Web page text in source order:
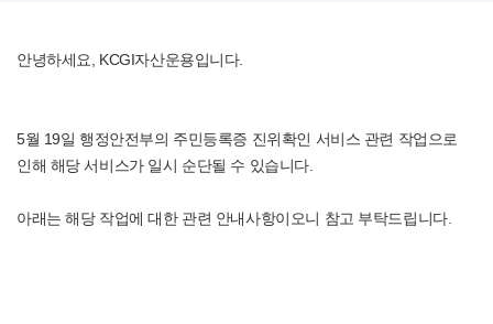
안녕하세요, KCGI자산운용입니다.
5월 19일 행정안전부의 주민등록증 진위확인 서비스 관련 작업으로
인해 해당 서비스가 일시 순단될 수 있습니다.
아래는 해당 작업에 대한 관련 안내사항이오니 참고 부탁드립니다.